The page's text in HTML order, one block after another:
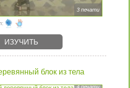
3 печати
ИЗУЧИТЬ
блок из тела
4 печати